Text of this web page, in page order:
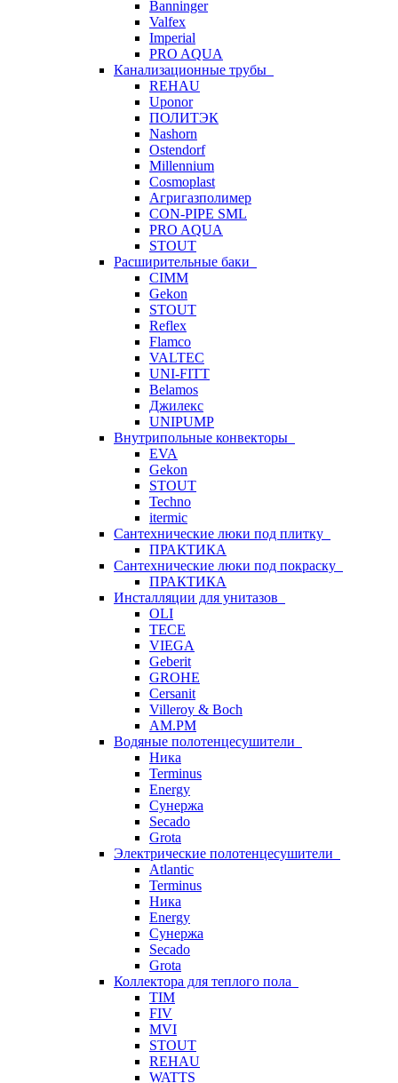
Banninger
Valfex
Imperial
PRO AQUA
Канализационные трубы
REHAU
Uponor
ПОЛИТЭК
Nashorn
Ostendorf
Millennium
Cosmoplast
Агригазполимер
CON-PIPE SML
PRO AQUA
STOUT
Расширительные баки
CIMM
Gekon
STOUT
Reflex
Flamco
VALTEC
UNI-FITT
Belamos
Джилекс
UNIPUMP
Внутрипольные конвекторы
EVA
Gekon
STOUT
Techno
itermic
Сантехнические люки под плитку
ПРАКТИКА
Сантехнические люки под покраску
ПРАКТИКА
Инсталляции для унитазов
OLI
TECE
VIEGA
Geberit
GROHE
Cersanit
Villeroy & Boch
AM.PM
Водяные полотенцесушители
Ника
Terminus
Energy
Сунержа
Secado
Grota
Электрические полотенцесушители
Atlantic
Terminus
Ника
Energy
Сунержа
Secado
Grota
Коллектора для теплого пола
TIM
FIV
MVI
STOUT
REHAU
WATTS